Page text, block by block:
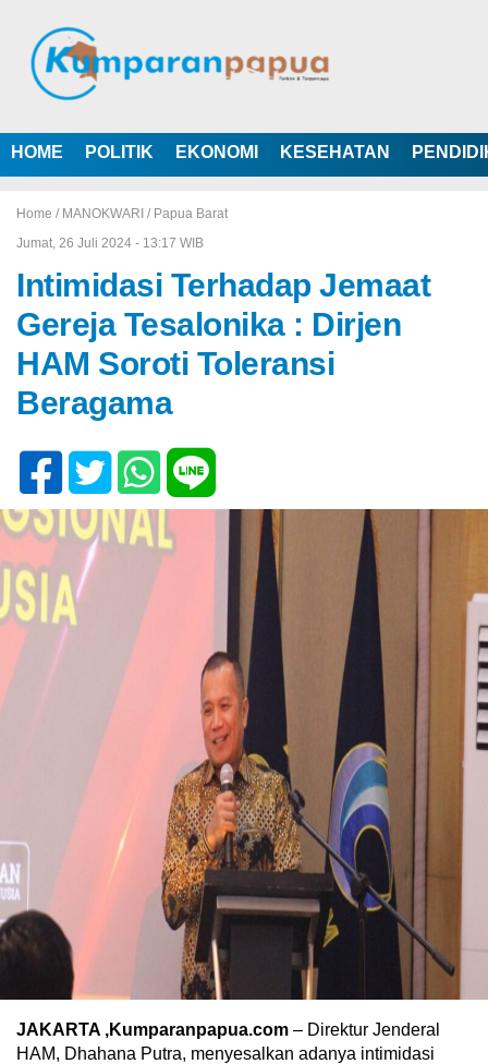
HOME POLITIK EKONOMI KESEHATAN
Home / MANOKWARI / Papua Barat
Jumat, 26 Juli 2024 - 13:17 WIB
Intimidasi Terhadap Jemaat
Gereja Tesalonika : Dirjen
HAM Soroti Toleransi
Beragama
JAKARTA ,Kumparanpapua.com – Direktur Jenderal
HAM, Dhahana Putra, menyesalkan adanya intimidasi